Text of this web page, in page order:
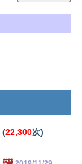
(22,300次)